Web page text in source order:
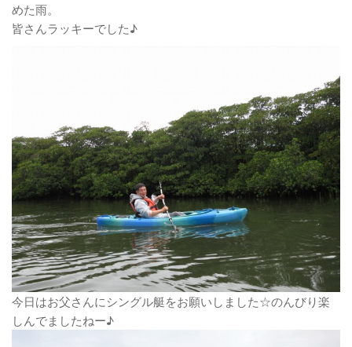
めた雨。
皆さんラッキーでした♪
今日はお父さんにシングル艇をお願いしました☆のんびり楽
しんでましたねー♪